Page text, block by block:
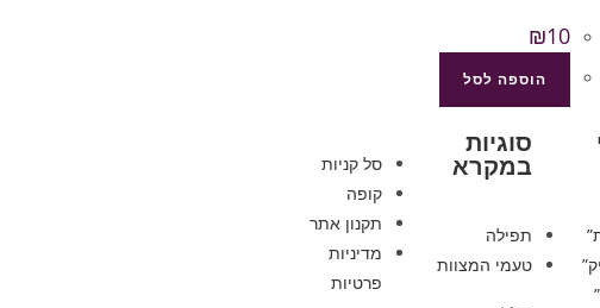
₪10
הוספה לסל
סוגיות
במקרא
תפילה
טעמי המצוות
סל קניות
קופה
תקנון אתר
מדיניות
פרטיות